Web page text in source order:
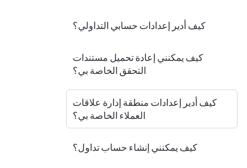
كيف أدير إعدادات حسابي التداولي؟
كيف يمكنني إعادة تحميل مستندات
التحقق الخاصة بي؟
كيف أدير إعدادات منطقة إدارة علاقات
العملاء الخاصة بي؟
كيف يمكنني إنشاء حساب تداول؟